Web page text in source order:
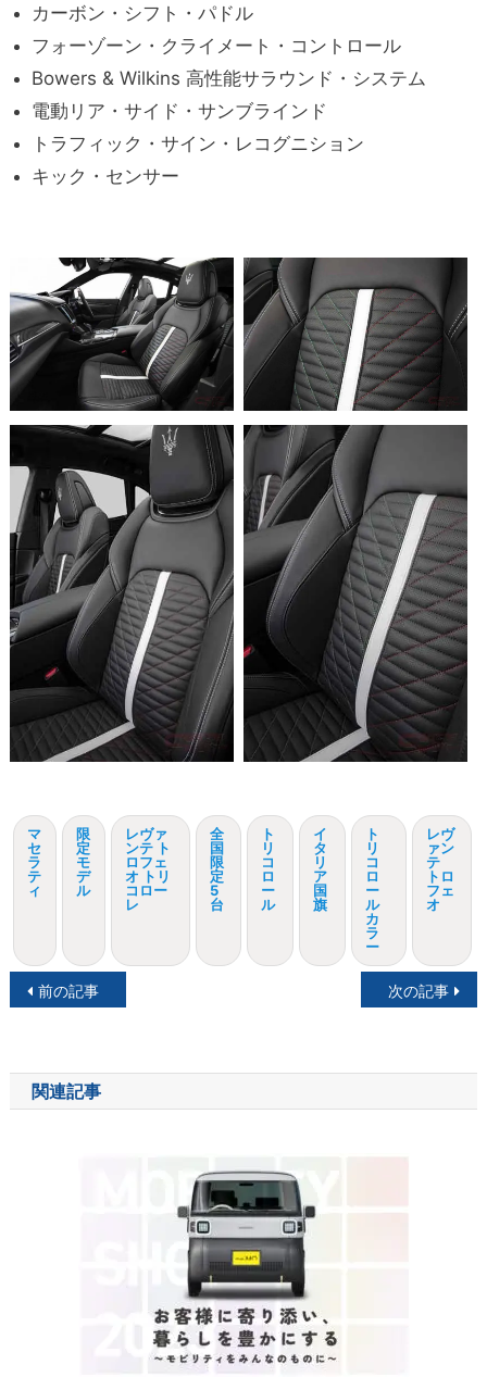
カーボン・シフト・パドル
フォーゾーン・クライメート・コントロール
Bowers & Wilkins 高性能サラウンド・システム
電動リア・サイド・サンブラインド
トラフィック・サイン・レコグニション
キック・センサー
マ
セ
ラ
テ
ィ
限
定
モ
デ
ル
レヴァ
ンテ ト
ロフェ
オ トリ
コロー
レ
全
国
限
定
5
台
ト
リ
コ
ロ
ー
ル
イ
タ
リ
ア
国
旗
ト
リ
コ
ロ
ー
ル
カ
ラ
ー
レヴ
ァン
テ
トロ
フェ
オ
投
ナ
ビ
前の記事 次の記事
関連記事